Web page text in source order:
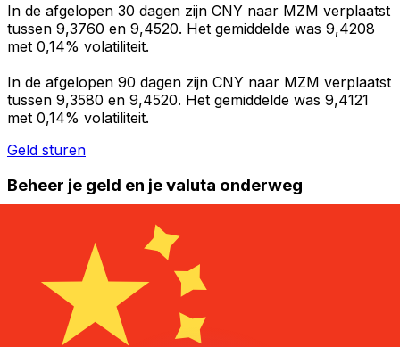
In de afgelopen 30 dagen zijn CNY naar MZM verplaatst
tussen 9,3760 en 9,4520. Het gemiddelde was 9,4208
met 0,14% volatiliteit.
In de afgelopen 90 dagen zijn CNY naar MZM verplaatst
tussen 9,3580 en 9,4520. Het gemiddelde was 9,4121
met 0,14% volatiliteit.
Geld sturen
Beheer je geld en je valuta onderweg
De Xe-app heeft alles wat je nodig hebt voor wereldwijde
geldtransfers en valutabeheer. Wissel valuta's om, stel
koerswaarschuwingen in en maak geld over naar het
buitenland zonder verborgen kosten. Download
vandaag nog!